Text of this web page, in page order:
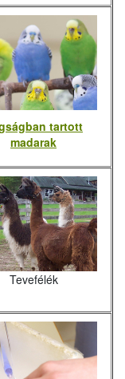
tartott
madarak
Tevefélék